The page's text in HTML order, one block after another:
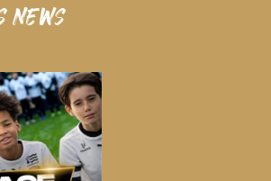
news